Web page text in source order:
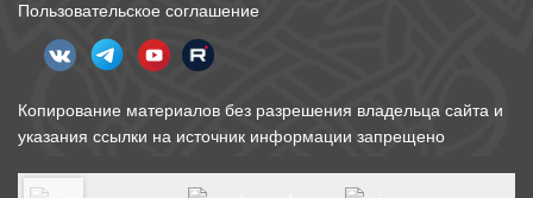
Пользовательское соглашение
Копирование материалов без разрешения владельца сайта и
указания ссылки на источник информации запрещено